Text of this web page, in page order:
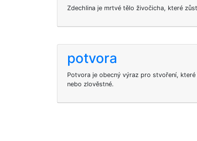
Zdechlina je mrtvé tělo živočicha, které
potvora
Potvora je obecný výraz pro stvoření,
nebo zlověstné.